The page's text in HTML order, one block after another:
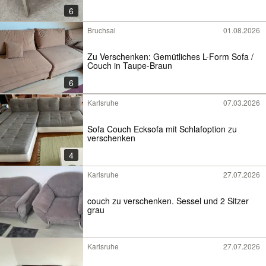
6
6
Bruchsal 01.08.2026
Zu Verschenken: Gemütliches L-Form Sofa /
Couch in Taupe-Braun
4
Karlsruhe 07.03.2026
Sofa Couch Ecksofa mit Schlafoption zu
verschenken
Karlsruhe 27.07.2026
couch zu verschenken. Sessel und 2 Sitzer
grau
Karlsruhe 27.07.2026